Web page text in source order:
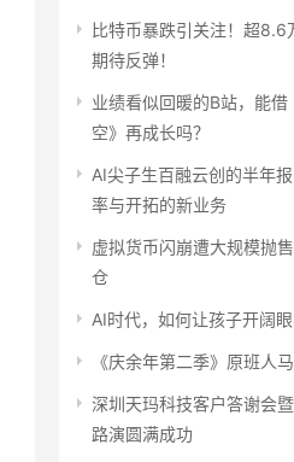
比特币暴跌引关注！超8.6
期待反弹！
业绩看似回暖的B站，能借
空》再成长吗？
AI尖子生百融云创的半年
率与开拓的新业务
虚拟货币闪崩遭大规模抛
仓
AI时代，如何让孩子开阔眼
《庆余年第二季》原班人
深圳天玛科技客户答谢会
路演圆满成功